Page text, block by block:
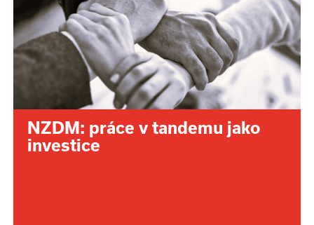
NZDM: práce v tandemu jako
investice